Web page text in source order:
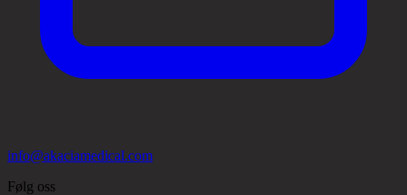
info@akaciamedical.com
Følg oss